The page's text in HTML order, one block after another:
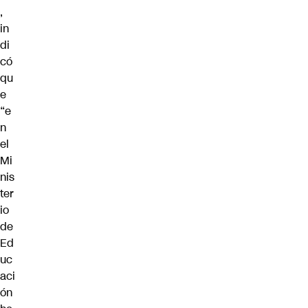
,
in
di
có
qu
e
“e
n
el
Mi
nis
ter
io
de
Ed
uc
aci
ón